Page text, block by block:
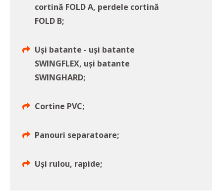
cortină FOLD A, perdele cortină
FOLD B;
Uși batante - uși batante
SWINGFLEX, uși batante
SWINGHARD;
Cortine PVC;
Panouri separatoare;
Uși rulou, rapide;